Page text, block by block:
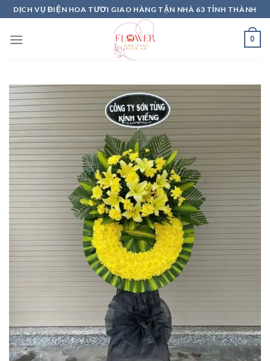
Skip
to
content
DỊCH VỤ ĐIỆN HOA TƯƠI GIAO HÀNG TẬN NHÀ 63 TỈNH THÀNH
0